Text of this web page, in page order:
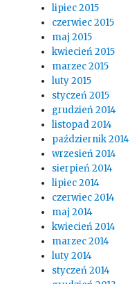
lipiec 2015
czerwiec 2015
maj 2015
kwiecień 2015
marzec 2015
luty 2015
styczeń 2015
grudzień 2014
listopad 2014
październik 2014
wrzesień 2014
sierpień 2014
lipiec 2014
czerwiec 2014
maj 2014
kwiecień 2014
marzec 2014
luty 2014
styczeń 2014